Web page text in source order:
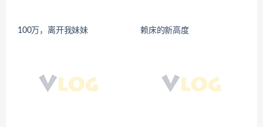
100万，离开我妹妹 赖床的新高度